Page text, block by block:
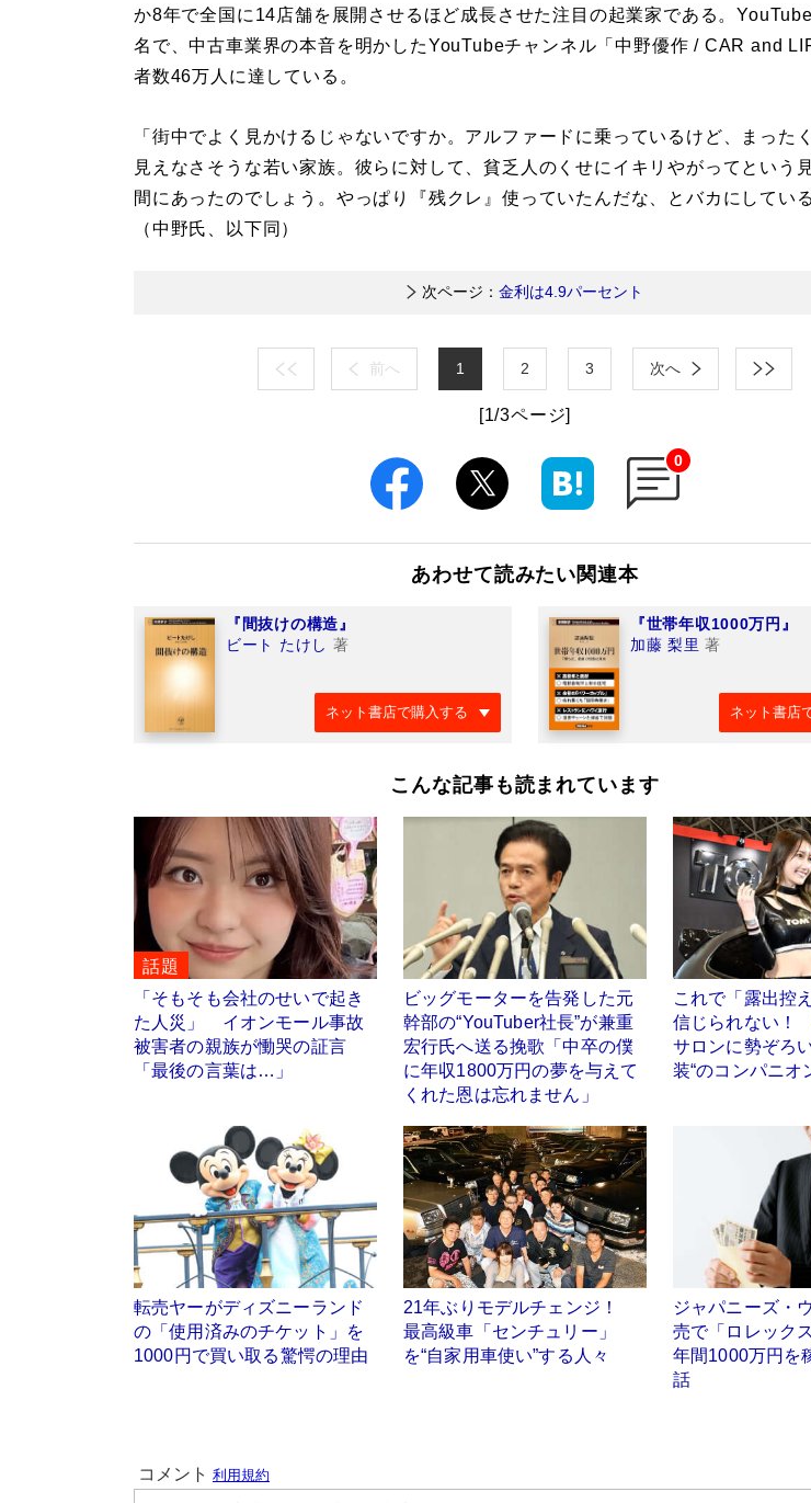
か8年で全国に14店舗を展開させるほど成長させた注目の起業家である。
名で、中古車業界の本音を明かしたYouTubeチャンネル「中野優作 / CAR and
者数46万人に達している。
「街中でよく見かけるじゃないですか。アルファードに乗っているけど、まった
見えなさそうな若い家族。彼らに対して、貧乏人のくせにイキリやがってという
間にあったのでしょう。やっぱり『残クレ』使っていたんだな、とバカにしてい
（中野氏、以下同）
次ページ： 金利は4.9パーセント
前へ 1 2 3 次へ
[1/3ページ]
0
あわせて読みたい関連本
『間抜けの構造』
ビート たけし 著
ネット書店で購入する
『世帯年収1000万円』
加藤 梨里 著
ネット書店
こんな記事も読まれています
話題
「そもそも会社のせいで起き
た人災」 イオンモール事故
被害者の親族が慟哭の証言
「最後の言葉は…」
ビッグモーターを告発した元
幹部の“YouTuber社長”が兼重
宏行氏へ送る挽歌「中卒の僕
に年収1800万円の夢を与えて
くれた恩は忘れません」
これで「露出控
信じられない！
サロンに勢ぞろ
装“のコンパニオ
転売ヤーがディズニーランド
の「使用済みのチケット」を
1000円で買い取る驚愕の理由
21年ぶりモデルチェンジ！
最高級車「センチュリー」
を“自家用車使い”する人々
ジャパニーズ・
売で「ロレック
年間1000万円を
話